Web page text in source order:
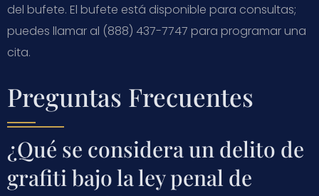
del bufete. El bufete está disponible para consultas;
puedes llamar al (888) 437-7747 para programar una
cita.
Preguntas Frecuentes
¿Qué se considera un delito de
grafiti bajo la ley penal de